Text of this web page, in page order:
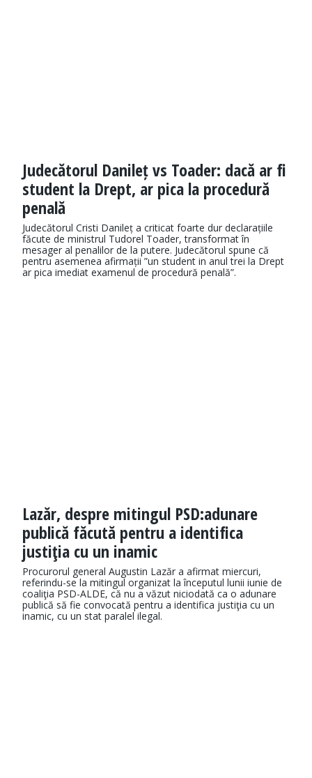
Judecătorul Danileț vs Toader: dacă ar fi
student la Drept, ar pica la procedură
penală
Judecătorul Cristi Danileț a criticat foarte dur declarațiile
făcute de ministrul Tudorel Toader, transformat în
mesager al penalilor de la putere. Judecătorul spune că
pentru asemenea afirmații ”un student in anul trei la Drept
ar pica imediat examenul de procedură penală”.
Lazăr, despre mitingul PSD:adunare
publică făcută pentru a identifica
justiţia cu un inamic
Procurorul general Augustin Lazăr a afirmat miercuri,
referindu-se la mitingul organizat la începutul lunii iunie de
coaliţia PSD-ALDE, că nu a văzut niciodată ca o adunare
publică să fie convocată pentru a identifica justiţia cu un
inamic, cu un stat paralel ilegal.